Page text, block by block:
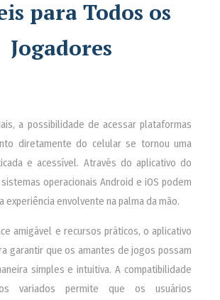
para Todos os
Jogadores
a possibilidade de acessar plataformas
diretamente do celular se tornou uma
e acessível. Através do aplicativo do
operacionais Android e iOS podem
experiência envolvente na palma da mão.
amigável e recursos práticos, o aplicativo
garantir que os amantes de jogos possam
simples e intuitiva. A compatibilidade
variados permite que os usuários